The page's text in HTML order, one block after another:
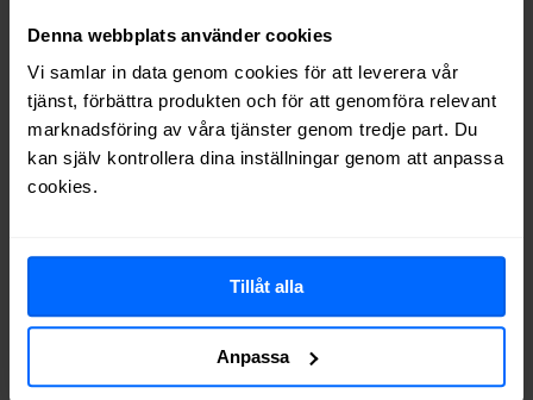
Denna webbplats använder cookies
Vi samlar in data genom cookies för att leverera vår
tjänst, förbättra produkten och för att genomföra relevant
marknadsföring av våra tjänster genom tredje part. Du
kan själv kontrollera dina inställningar genom att anpassa
cookies.
Tillåt alla
Anpassa
Allente
Fiber
47%
Halebop
Fiber
43%
Telenor
Fiber
41%
Internetport Fiber
Trygg Surf
Inleed
bredband på din adress iMålsrydpå Bredbandsval.se är det bara att